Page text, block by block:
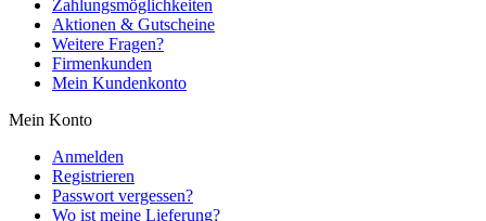
Zahlungsmöglichkeiten
Aktionen & Gutscheine
Weitere Fragen?
Firmenkunden
Mein Kundenkonto
Mein Konto
Anmelden
Registrieren
Passwort vergessen?
Wo ist meine Lieferung?